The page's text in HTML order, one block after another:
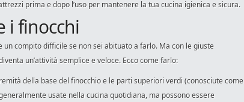
prima e dopo l’uso per mantenere la tua cucina igienica e sicura.
i finocchi
un compito difficile se non sei abituato a farlo. Ma con le giuste
un’attività semplice e veloce. Ecco come farlo:
della base del finocchio e le parti superiori verdi (conosciute come
usate nella cucina quotidiana, ma possono essere